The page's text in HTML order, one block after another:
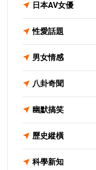
日本AV女優
性愛話題
男女情感
八卦奇聞
幽默搞笑
歷史縱橫
科學新知